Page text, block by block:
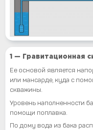
1 — Гравитационная
Ее основой является
или мансарде, куда с
скважины.
Уровень наполненности
помощи поплавка.
По дому вода из бака